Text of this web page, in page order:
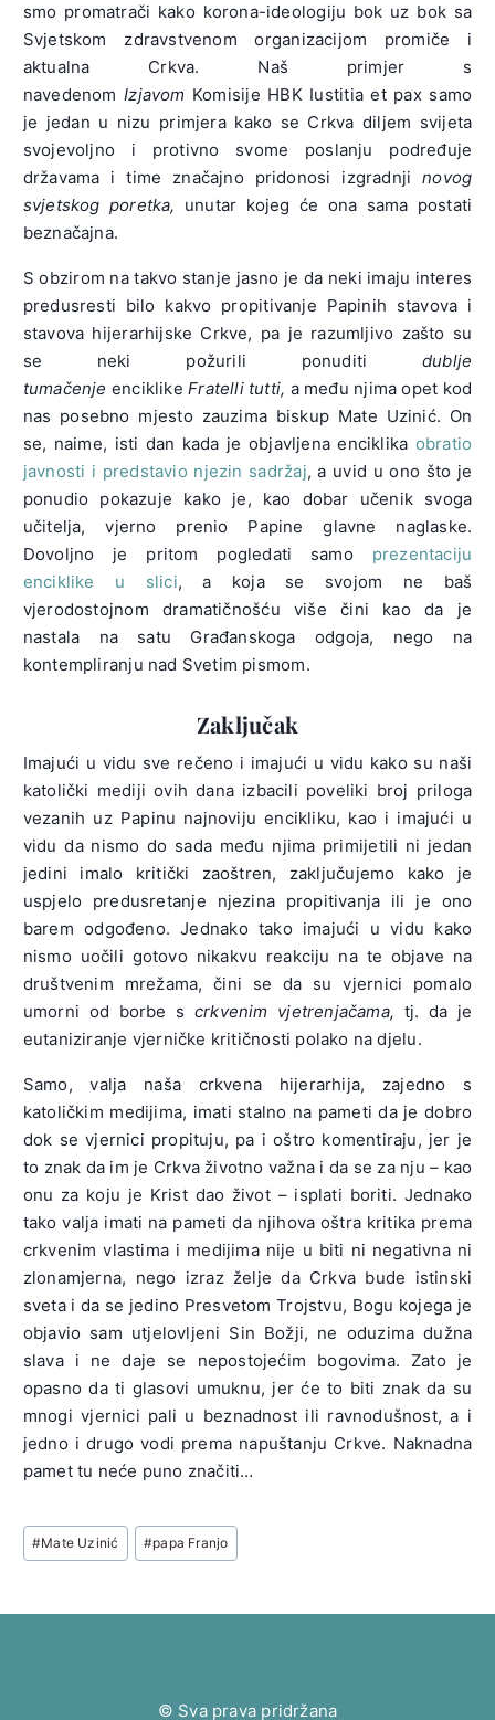
smo promatrači kako korona-ideologiju bok uz bok sa
Svjetskom zdravstvenom organizacijom promiče i
aktualna Crkva. Naš primjer s
navedenomIzjavom Komisije HBK Iustitia et pax samo
je jedan u nizu primjera kako se Crkva diljem svijeta
svojevoljno i protivno svome poslanju podređuje
državama i time značajno pridonosi izgradnjinovog
svjetskog poretka, unutar kojeg će ona sama postati
beznačajna.
S obzirom na takvo stanje jasno je da neki imaju interes
predusresti bilo kakvo propitivanje Papinih stavova i
stavova hijerarhijske Crkve, pa je razumljivo zašto su
se neki požurili ponuditi dublje
tumačenje enciklikeFratelli tutti, a među njima opet kod
nas posebno mjesto zauzima biskup Mate Uzinić. On
se, naime, isti dan kada je objavljena enciklika obratio
javnosti i predstavio njezin sadržaj, a uvid u ono što je
ponudio pokazuje kako je, kao dobar učenik svoga
učitelja, vjerno prenio Papine glavne naglaske.
Dovoljno je pritom pogledati samo prezentaciju
enciklike u slici, a koja se svojom ne baš
vjerodostojnom dramatičnošću više čini kao da je
nastala na satu Građanskoga odgoja, nego na
kontempliranju nad Svetim pismom.
Zaključak
Imajući u vidu sve rečeno i imajući u vidu kako su naši
katolički mediji ovih dana izbacili poveliki broj priloga
vezanih uz Papinu najnoviju encikliku, kao i imajući u
vidu da nismo do sada među njima primijetili ni jedan
jedini imalo kritički zaoštren, zaključujemo kako je
uspjelo predusretanje njezina propitivanja ili je ono
barem odgođeno. Jednako tako imajući u vidu kako
nismo uočili gotovo nikakvu reakciju na te objave na
društvenim mrežama, čini se da su vjernici pomalo
umorni od borbe s crkvenim vjetrenjačama, tj. da je
eutaniziranje vjerničke kritičnosti polako na djelu.
Samo, valja naša crkvena hijerarhija, zajedno s
katoličkim medijima, imati stalno na pameti da je dobro
dok se vjernici propituju, pa i oštro komentiraju, jer je
to znak da im je Crkva životno važna i da se za nju – kao
onu za koju je Krist dao život – isplati boriti. Jednako
tako valja imati na pameti da njihova oštra kritika prema
crkvenim vlastima i medijima nije u biti ni negativna ni
zlonamjerna, nego izraz želje da Crkva bude istinski
sveta i da se jedino Presvetom Trojstvu, Bogu kojega je
objavio sam utjelovljeni Sin Božji, ne oduzima dužna
slava i ne daje se nepostojećim bogovima. Zato je
opasno da ti glasovi umuknu, jer će to biti znak da su
mnogi vjernici pali u beznadnost ili ravnodušnost, a i
jedno i drugo vodi prema napuštanju Crkve. Naknadna
pamet tu neće puno značiti…
Post
Tags:
#Mate Uzinić #papa Franjo
© Sva prava pridržana